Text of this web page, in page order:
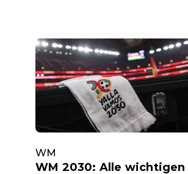
WM
WM 2030: Alle wichtigen